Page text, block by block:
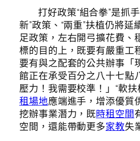
打好政策“組合拳”是抓
新”政策、“兩重”扶植仍將延
足政策，左右開弓擴花費、
標的目的上，既要有嚴重工
要有與之配套的公共辦事「
館正在承受百分之八十七點
壓力！我需要校準！」“軟扶
租場地應端進手，增添優質
挖辦事業潛力，既時租空間
空間，還能帶動更多家教失